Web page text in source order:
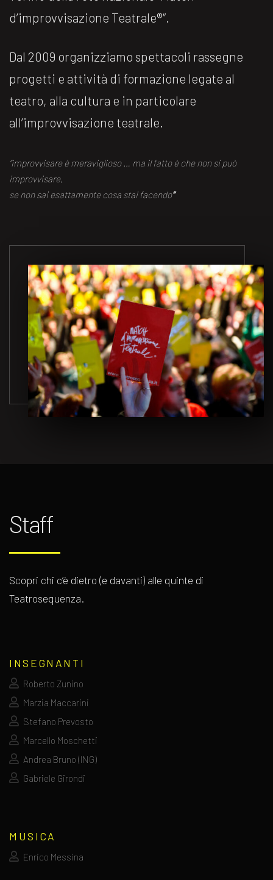
d’improvvisazione Teatrale®️“.
Dal 2009 organizziamo spettacoli rassegne
progetti e attività di formazione legate al
teatro, alla cultura e in particolare
all’improvvisazione teatrale.
“improvvisare è meraviglioso … ma il fatto è che non si può
improvvisare,
se non sai esattamente cosa stai facendo“
Staff
Scopri chi c’è dietro (e davanti) alle quinte di
Teatrosequenza.
INSEGNANTI
Roberto Zunino
Marzia Maccarini
Stefano Prevosto
Marcello Moschetti
Andrea Bruno (ING)
Gabriele Girondi
MUSICA
Enrico Messina